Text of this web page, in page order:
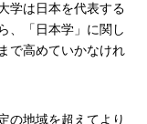
学は日本を代表する
、「日本学」に関し
で高めていかなけれ
の地域を超えてより